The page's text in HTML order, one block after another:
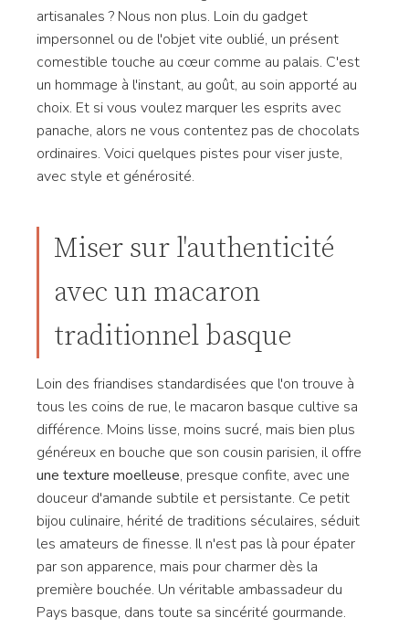
artisanales ? Nous non plus. Loin du gadget
impersonnel ou de l'objet vite oublié, un présent
comestible touche au cœur comme au palais. C'est
un hommage à l'instant, au goût, au soin apporté au
choix. Et si vous voulez marquer les esprits avec
panache, alors ne vous contentez pas de chocolats
ordinaires. Voici quelques pistes pour viser juste,
avec style et générosité.
Miser sur l'authenticité
avec un macaron
traditionnel basque
Loin des friandises standardisées que l'on trouve à
tous les coins de rue, le macaron basque cultive sa
différence. Moins lisse, moins sucré, mais bien plus
généreux en bouche que son cousin parisien, il offre
une texture moelleuse, presque confite, avec une
douceur d'amande subtile et persistante. Ce petit
bijou culinaire, hérité de traditions séculaires, séduit
les amateurs de finesse. Il n'est pas là pour épater
par son apparence, mais pour charmer dès la
première bouchée. Un véritable ambassadeur du
Pays basque, dans toute sa sincérité gourmande.